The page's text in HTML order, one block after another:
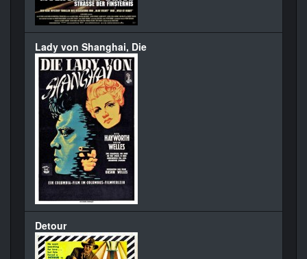
Lady von Shanghai, Die
Detour